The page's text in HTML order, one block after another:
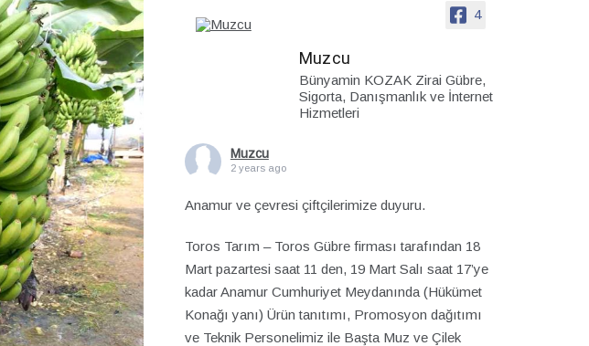
4
Muzcu
Bünyamin KOZAK Zirai Gübre,
Sigorta, Danışmanlık ve İnternet
Hizmetleri
Muzcu
2 years ago
Anamur ve çevresi çiftçilerimize duyuru.
Toros Tarım – Toros Gübre firması tarafından 18
Mart pazartesi saat 11 den, 19 Mart Salı saat 17’ye
kadar Anamur Cumhuriyet Meydanında (Hükümet
Konağı yanı) Ürün tanıtımı, Promosyon dağıtımı
ve Teknik Personelimiz ile Başta Muz ve Çilek